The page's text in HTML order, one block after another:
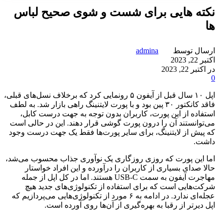
نکته هایی برای شست و شوی صحیح لباس
ها
ارسال توسط
admina
اکتبر 22, 2023
در اکتبر 22, 2023
0
اپل ۱۰ سال قبل از آیفون ۵ رونمایی کرد که برخلاف نسل‌های قبلی،
فاقد کانکتور ۳۰ پین بود و با پورت لایتنینگ راهی بازار شد. به لطف
استفاده از این پورت، کاربران بدون توجه به جهت درست کابل،
می‌توانستند آن را درون پورت گوشی قرار دهند. این در حالی است
که پیش از لایتنینگ، برای سایر پورت‌ها فقط یک جهت درست وجود
داشت.
اما این پورت که روزی روزگاری یک نوآوری جذاب محسوب می‌شد،
حالا صدای بسیاری از کاربران را درآورده و این افراد خواستار
مهاجرت آیفون به سمت USB-C هستند. اما در کل اپل از جمله
شرکت‌هایی است که برای استفاده از تکنولوژی‌های جدید هیچ
عجله‌ای ندارد. در ادامه به ۶ مورد از تکنولوژی‌هایی می‌پردازیم که
اپل دیرتر از رقبا به بهره‌گیری از آن‌ها روی آورده است.